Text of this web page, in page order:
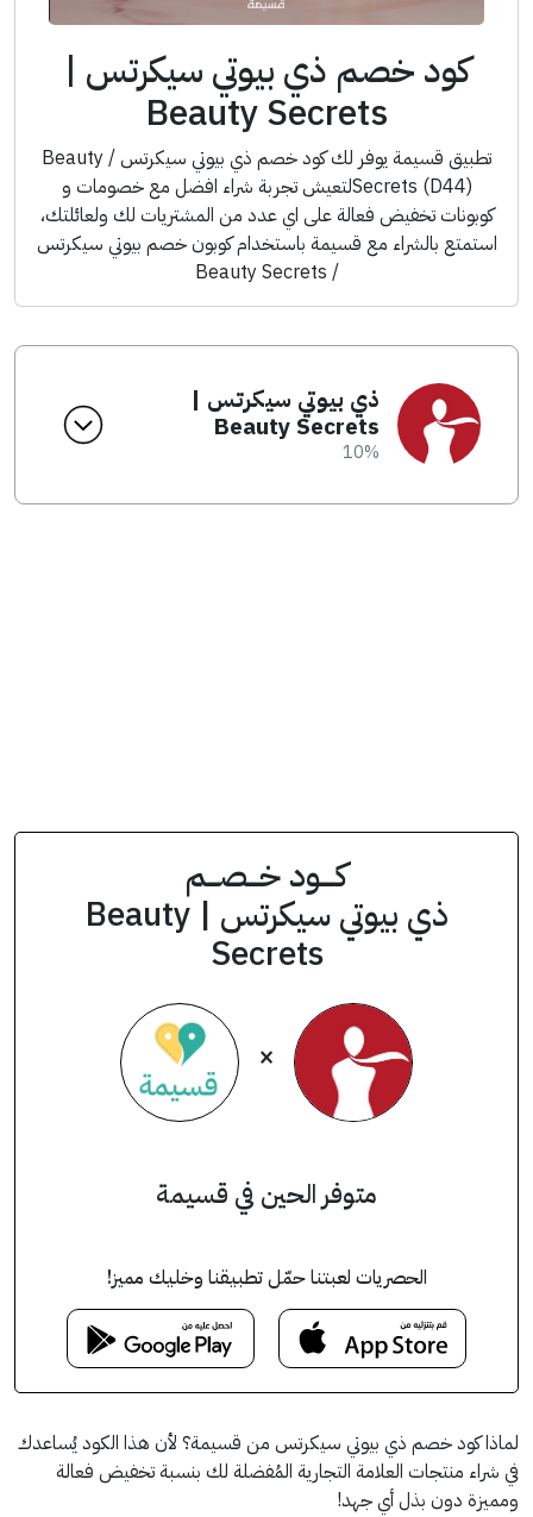
كود خصم ذي بيوتي سيكرتس |
Beauty Secrets
تطبيق قسيمة يوفر لك كود خصم ذي بيوتي سيكرتس / Beauty
Secrets (D44)لتعيش تجربة شراء افضل مع خصومات و
كوبونات تخفيض فعالة على اي عدد من المشتريات لك ولعائلتك،
استمتع بالشراء مع قسيمة باستخدام كوبون خصم بيوتي سيكرتس
/ Beauty Secrets
ذي بيوتي سيكرتس |
Beauty Secrets
10%
كــــود خـــصـــم
ذي بيوتي سيكرتس | Beauty
Secrets
×
متوفر الحين في قسيمة
الحصريات لعبتنا حمّل تطبيقنا وخليك مميز!
لماذا كود خصم ذي بيوتي سيكرتس من قسيمة؟ لأن هذا الكود يُساعدك
في شراء منتجات العلامة التجارية المُفضلة لك بنسبة تخفيض فعالة
ومميزة دون بذل أي جهد!